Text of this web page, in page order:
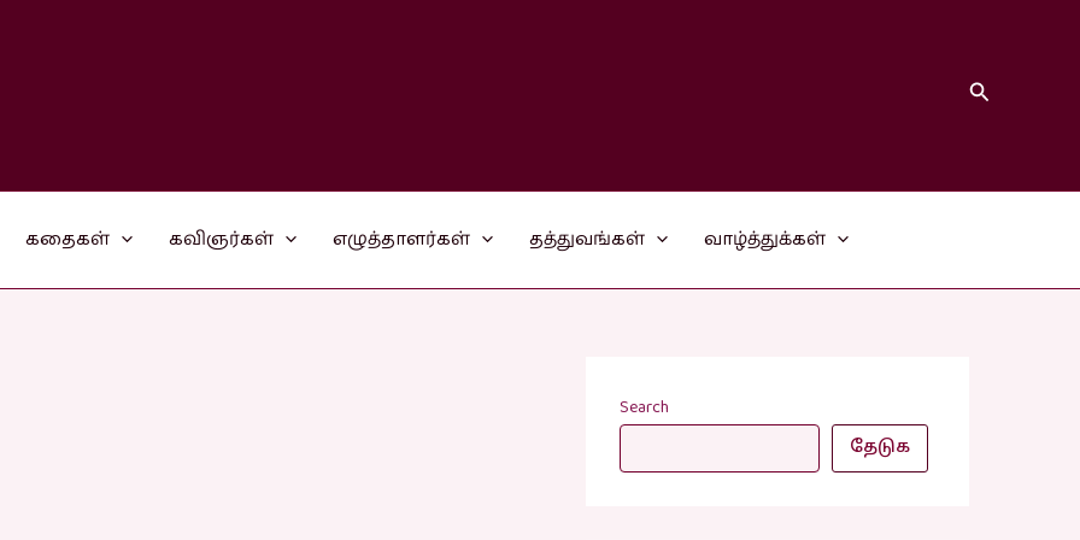
Search
கதைகள் கவிஞர்கள் எழுத்தாளர்கள் தத்துவங்கள் வாழ்த்துக்கள்
Search
தேடுக